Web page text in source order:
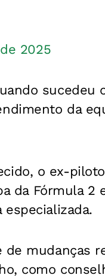
2025
sucedeu
da
o ex-
da Fórmula 2
mudanças
como